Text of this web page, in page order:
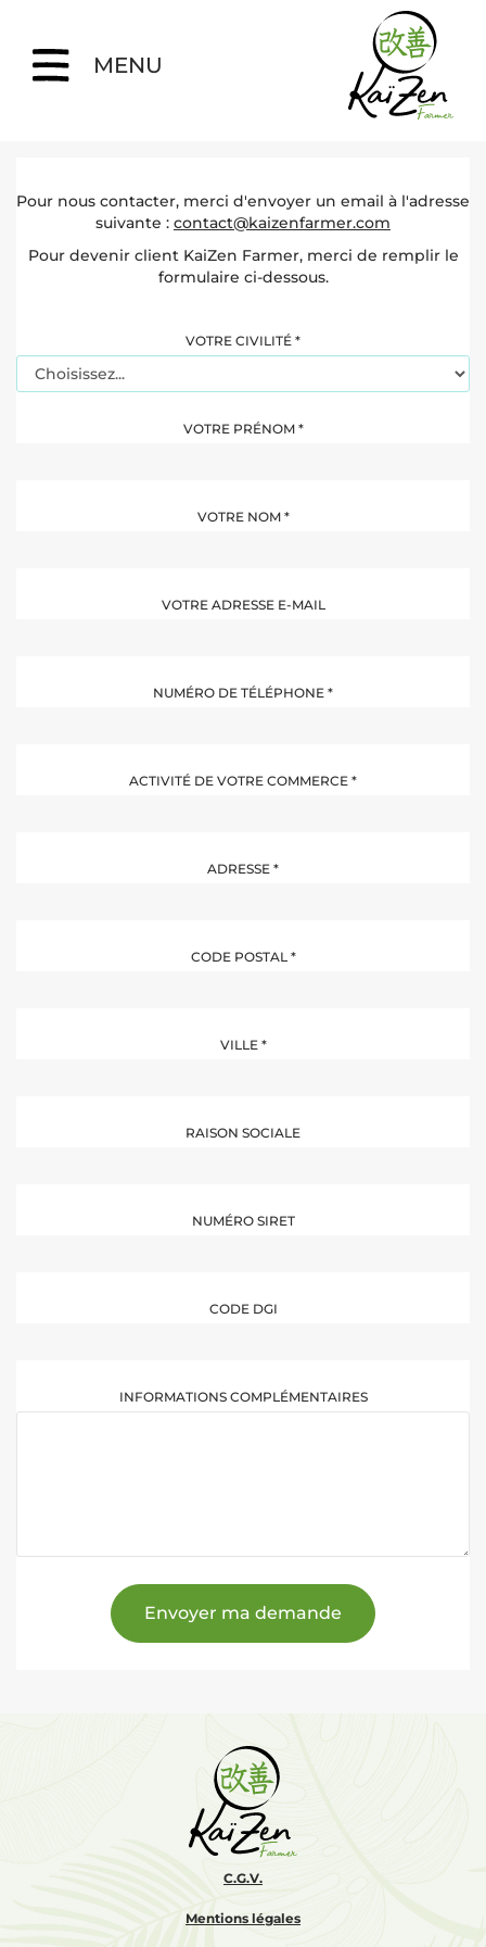
contenu
MENU
Pour nous contacter, merci d'envoyer un email à l'adresse
suivante : contact@kaizenfarmer.com
Pour devenir client KaiZen Farmer, merci de remplir le
formulaire ci-dessous.
VOTRE CIVILITÉ *
VOTRE PRÉNOM *
VOTRE NOM *
VOTRE ADRESSE E-MAIL
NUMÉRO DE TÉLÉPHONE *
ACTIVITÉ DE VOTRE COMMERCE *
ADRESSE *
CODE POSTAL *
VILLE *
RAISON SOCIALE
NUMÉRO SIRET
CODE DGI
INFORMATIONS COMPLÉMENTAIRES
Envoyer ma demande
C.G.V.
Mentions légales